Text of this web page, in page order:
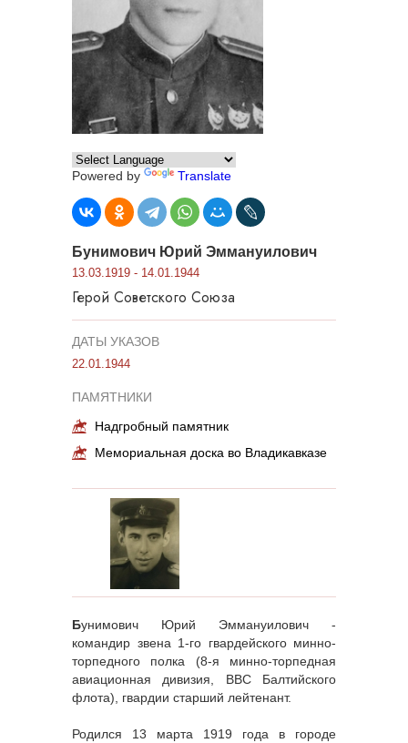
Powered by Translate
Бунимович Юрий Эммануилович
13.03.1919 - 14.01.1944
Герой Советского Союза
ДАТЫ УКАЗОВ
22.01.1944
ПАМЯТНИКИ
Надгробный памятник
Мемориальная доска во Владикавказе
Бунимович Юрий Эммануилович -
командир звена 1-го гвардейского минно-
торпедного полка (8-я минно-торпедная
авиационная дивизия, ВВС Балтийского
флота), гвардии старший лейтенант.
Родился 13 марта 1919 года в городе